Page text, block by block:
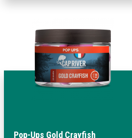
Pop-Ups Gold Crayfish